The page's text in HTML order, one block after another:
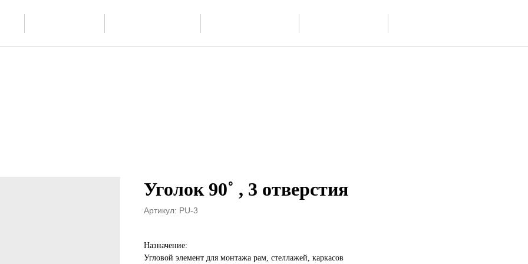
Уголок 90˚ , 3 отверстия
Артикул: PU-3
Назначение:
Угловой элемент для монтажа рам, стеллажей, каркасов